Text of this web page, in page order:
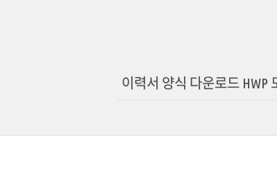
이력서 양식 다운로드 HWP